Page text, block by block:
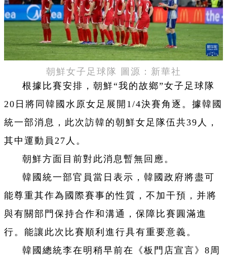
朝鮮女子足球隊 圖源：新華社
根據比賽安排，朝鮮“我的故鄉”女子足球隊
20日將同韓國水原女足展開1/4決賽角逐。據韓國
統一部消息，此次訪韓的朝鮮女足隊伍共39人，
其中運動員27人。
朝鮮方面目前對此消息暫無回應。
韓國統一部官員當日表示，韓國政府將盡可
能尊重其作為國際賽事的性質，不加干預，并將
與有關部門保持合作和溝通，保障比賽圓滿進
行。能讓此次比賽順利進行具有重要意義。
韓國總統李在明稍早前在《板門店宣言》8周